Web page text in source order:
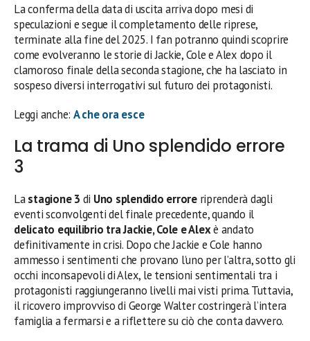
La conferma della data di uscita arriva dopo mesi di
speculazioni e segue il completamento delle riprese,
terminate alla fine del 2025. I fan potranno quindi scoprire
come evolveranno le storie di Jackie, Cole e Alex dopo il
clamoroso finale della seconda stagione, che ha lasciato in
sospeso diversi interrogativi sul futuro dei protagonisti.
Leggi anche: A che ora esce
La trama di Uno splendido errore
3
Lastagione 3 di Uno splendido erroreriprenderà dagli
eventi sconvolgenti del finale precedente, quando il
delicato equilibrio tra Jackie, Cole e Alexè andato
definitivamente in crisi. Dopo che Jackie e Cole hanno
ammesso i sentimenti che provano l’uno per l’altra, sotto gli
occhi inconsapevoli di Alex, le tensioni sentimentali tra i
protagonisti raggiungeranno livelli mai visti prima. Tuttavia,
il ricovero improvviso di George Walter costringerà l’intera
famiglia a fermarsi e a riflettere su ciò che conta davvero.